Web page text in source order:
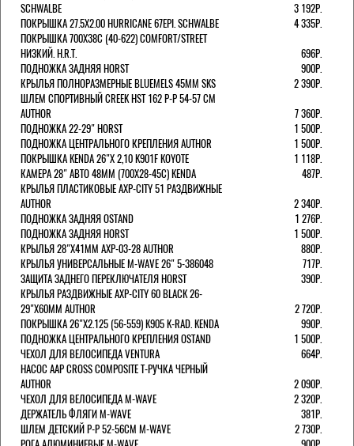
SCHWALBE
3 192Р.
ПОКРЫШКА 27.5X2.00 HURRICANE 67EPI. SCHWALBE
4 335Р.
ПОКРЫШКА 700X38С (40-622) COMFORT/STREET
НИЗКИЙ. H.R.T.
696Р.
ПОДНОЖКА ЗАДНЯЯ HORST
900Р.
КРЫЛЬЯ ПОЛНОРАЗМЕРНЫЕ BLUEMELS 45MM SKS
2 390Р.
ШЛЕМ СПОРТИВНЫЙ CREEK HST 162 Р-Р 54-57 СМ
AUTHOR
7 360Р.
ПОДНОЖКА 22-29" HORST
1 500Р.
ПОДНОЖКА ЦЕНТРАЛЬНОГО КРЕПЛЕНИЯ AUTHOR
1 500Р.
ПОКРЫШКА KENDA 26"Х 2,10 K901F KOYOTE
1 118Р.
КАМЕРА 28" АВТО 48ММ (700Х28-45С) KENDA
487Р.
КРЫЛЬЯ ПЛАСТИКОВЫЕ AXP-CITY 51 РАЗДВИЖНЫЕ
AUTHOR
2 340Р.
ПОДНОЖКА ЗАДНЯЯ OSTAND
1 276Р.
ПОДНОЖКА ЗАДНЯЯ HORST
1 500Р.
КРЫЛЬЯ 28"Х41ММ AXP-03-28 AUTHOR
880Р.
КРЫЛЬЯ УНИВЕРСАЛЬНЫЕ M-WAVE 26" 5-386048
717Р.
ЗАЩИТА ЗАДНЕГО ПЕРЕКЛЮЧАТЕЛЯ HORST
390Р.
КРЫЛЬЯ РАЗДВИЖНЫЕ AXP-CITY 60 BLACK 26-
29"Х60ММ AUTHOR
2 720Р.
ПОКРЫШКА 26"Х2.125 (56-559) K905 K-RAD. KENDA
990Р.
ПОДНОЖКА ЦЕНТРАЛЬНОГО КРЕПЛЕНИЯ OSTAND
1 500Р.
ЧЕХОЛ ДЛЯ ВЕЛОСИПЕДА VENTURA
664Р.
НАСОС AAP CROSS COMPOSITE Т-РУЧКА ЧЕРНЫЙ
AUTHOR
2 090Р.
ЧЕХОЛ ДЛЯ ВЕЛОСИПЕДА M-WAVE
2 320Р.
ДЕРЖАТЕЛЬ ФЛЯГИ M-WAVE
381Р.
ШЛЕМ ДЕТСКИЙ Р-Р 52-56СМ M-WAVE
2 730Р.